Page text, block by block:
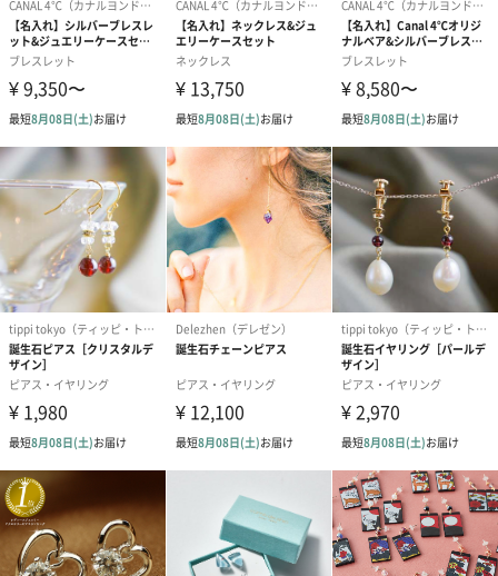
ダンボール装飾（ひま
わり）（720円）
ダンボール装飾（チュ
ーリップ）（720円）
ダンボール装
イトピンク×
ト）（580円）
紙袋
お渡し用の紙袋です。
商品に合わせたサイズをお届けします。
あり（280円）